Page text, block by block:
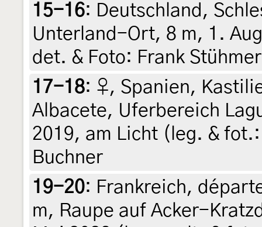
15-16: Deutschland,
Unterland-Ort, 8 m, 1.
det. & Foto: Frank
17-18: ♀, Spanien,
Albacete, Uferbereich
2019, am Licht (leg. &
Buchner
19-20: Frankreich,
m, Raupe auf Acker-